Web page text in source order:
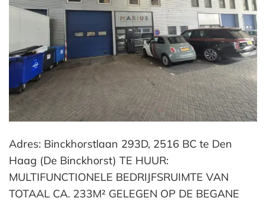
Adres: Binckhorstlaan 293D, 2516 BC te Den
Haag (De Binckhorst) TE HUUR:
MULTIFUNCTIONELE BEDRIJFSRUIMTE VAN
TOTAAL CA. 233M² GELEGEN OP DE BEGANE